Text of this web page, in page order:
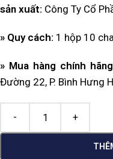
sản xuất: Công Ty Cổ
» Quy cách: 1 hộp 10
» Mua hàng chính
Đường 22, P. Bình Hưng